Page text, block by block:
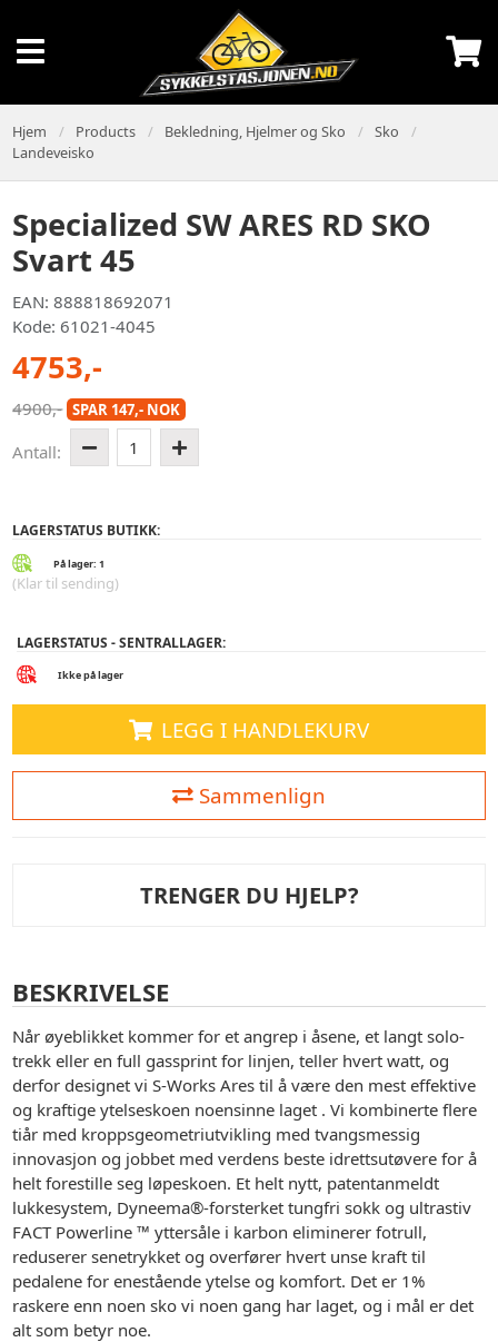
Hjem Products Bekledning, Hjelmer og Sko
Sko
Landeveisko
Specialized SW ARES RD SKO
Svart 45
EAN: 888818692071
Kode: 61021-4045
4753,-
4900,- SPAR 147,- NOK
Antall: 1
LAGERSTATUS BUTIKK:
På lager: 1
(Klar til sending)
LAGERSTATUS - SENTRALLAGER:
Ikke på lager
LEGG I HANDLEKURV
Sammenlign
TRENGER DU HJELP?
BESKRIVELSE
Når øyeblikket kommer for et angrep i åsene, et langt solo-
trekk eller en full gassprint for linjen, teller hvert watt, og
derfor designet vi S-Works Ares til å være den mest effektive
og kraftige ytelseskoen noensinne laget . Vi kombinerte flere
tiår med kroppsgeometriutvikling med tvangsmessig
innovasjon og jobbet med verdens beste idrettsutøvere for å
helt forestille seg løpeskoen. Et helt nytt, patentanmeldt
lukkesystem, Dyneema®-forsterket tungfri sokk og ultrastiv
FACT Powerline ™ yttersåle i karbon eliminerer fotrull,
reduserer senetrykket og overfører hvert unse kraft til
pedalene for enestående ytelse og komfort. Det er 1%
raskere enn noen sko vi noen gang har laget, og i mål er det
alt som betyr noe.